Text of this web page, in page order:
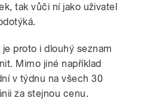
tak vůči ní jako uživatel
proto i dlouhý seznam
Mimo jiné například
v týdnu na všech 30
za stejnou cenu.